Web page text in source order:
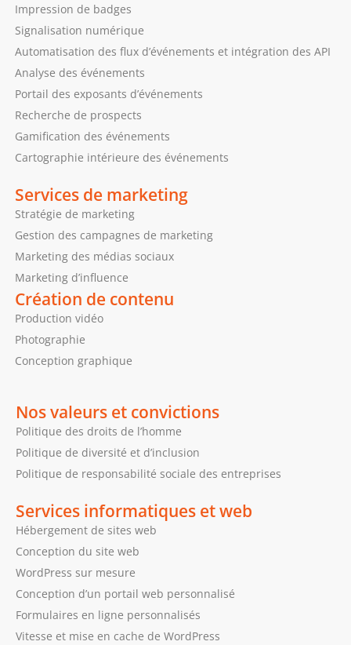
Impression de badges
Signalisation numérique
Automatisation des flux d’événements et intégration des API
Analyse des événements
Portail des exposants d’événements
Recherche de prospects
Gamification des événements
Cartographie intérieure des événements
Services de marketing
Stratégie de marketing
Gestion des campagnes de marketing
Marketing des médias sociaux
Marketing d’influence
Création de contenu
Production vidéo
Photographie
Conception graphique
Nos valeurs et convictions
Politique des droits de l’homme
Politique de diversité et d’inclusion
Politique de responsabilité sociale des entreprises
Services informatiques et web
Hébergement de sites web
Conception du site web
WordPress sur mesure
Conception d’un portail web personnalisé
Formulaires en ligne personnalisés
Vitesse et mise en cache de WordPress